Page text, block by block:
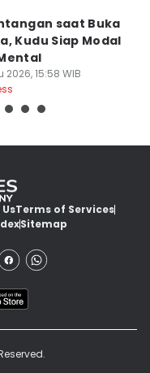
saat Buka
Kudu Siap Modal
2026, 15:58 WIB
Terms of Services
Sitemap